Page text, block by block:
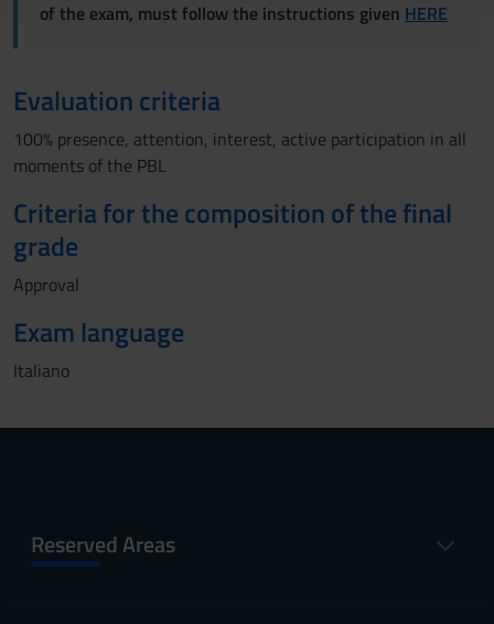
raccolto dal tuo utilizzo dei loro servizi.
of the exam, must follow the instructions given HERE
Evaluation criteria
100% presence, attention, interest, active participation in all
moments of the PBL
Criteria for the composition of the final
grade
Approval
Exam language
Italiano
Reserved Areas